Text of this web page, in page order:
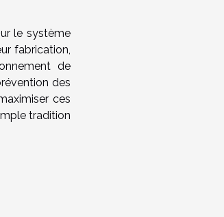
le système
fabrication,
de
des
ces
tradition